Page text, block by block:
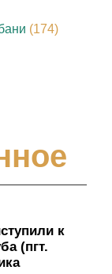
(174)
к
(пгт.